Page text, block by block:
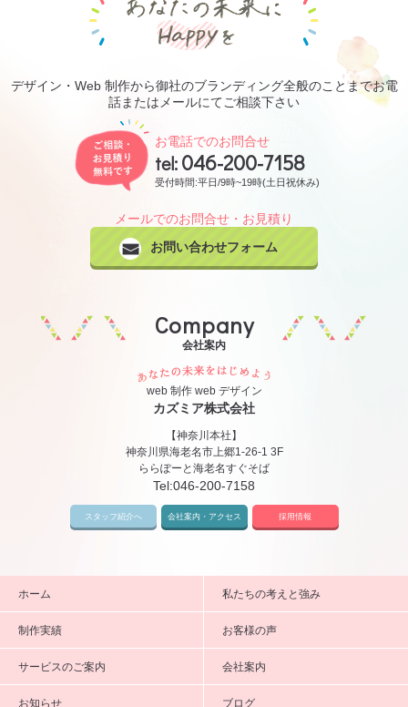
デザイン・Web 制作から御社のブランディング全般のことまでお電
話またはメールにてご相談下さい
お電話でのお問合せ
tel:046-200-7158
受付時間:平日/9時~19時(土日祝休み)
メールでのお問合せ・お見積り
お問い合わせフォーム
Company
会社案内
web 制作 web デザイン
カズミア株式会社
【神奈川本社】
神奈川県海老名市上郷1-26-1 3F
ららぽーと海老名すぐそば
Tel:046-200-7158
スタッフ紹介へ 会社案内・アクセス 採用情報
ホーム 私たちの考えと強み
制作実績 お客様の声
サービスのご案内 会社案内
お知らせ ブログ